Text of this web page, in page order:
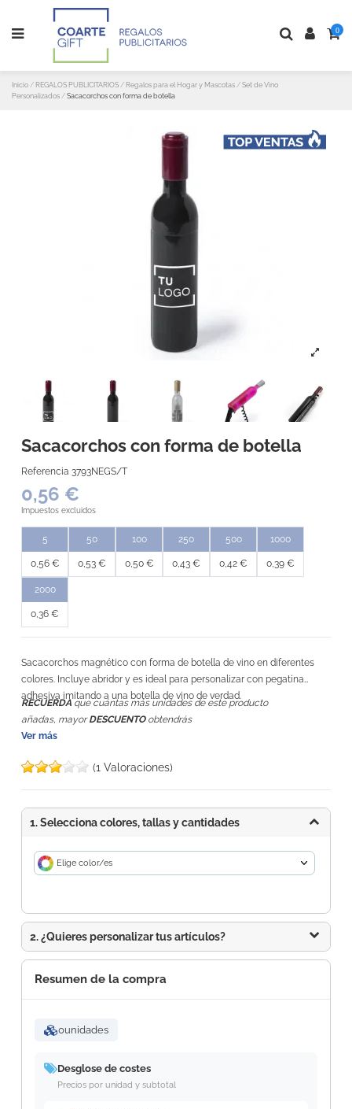
0
Inicio REGALOS PUBLICITARIOS Regalos para el Hogar y Mascotas
Set de Vino
Personalizados
Sacacorchos con forma de botella
Sacacorchos con forma de botella
Referencia 3793NEGS/T
0,56 €
Impuestos excluidos
5
0,56 €
50
0,53 €
100
0,50 €
250
0,43 €
500
0,42 €
1000
0,39 €
2000
0,36 €
Sacacorchos magnético con forma de botella de vino en diferentes
colores. Incluye abridor y es ideal para personalizar con pegatina
adhesiva imitando a una botella de vino de verdad.
RECUERDA que cuántas más unidades de este producto
añadas, mayorDESCUENTOobtendrás
Ver más
(1 Valoraciones)
1. Selecciona colores, tallas y cantidades
Elige color/es
2. ¿Quieres personalizar tus artículos?
Resumen de la compra
0unidades
Desglose de costes
Precios por unidad y subtotal